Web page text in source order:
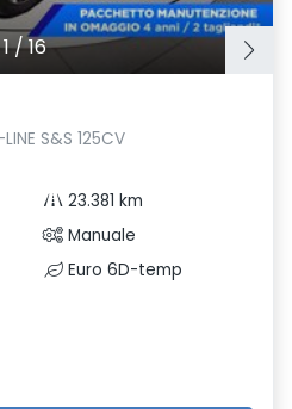
1/16
S&S 125CV
23.381 km
Manuale
Euro 6D-temp